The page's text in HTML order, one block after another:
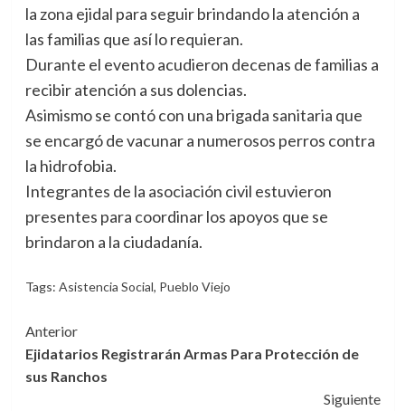
la zona ejidal para seguir brindando la atención a
las familias que así lo requieran.
Durante el evento acudieron decenas de familias a
recibir atención a sus dolencias.
Asimismo se contó con una brigada sanitaria que
se encargó de vacunar a numerosos perros contra
la hidrofobia.
Integrantes de la asociación civil estuvieron
presentes para coordinar los apoyos que se
brindaron a la ciudadanía.
Tags: Asistencia Social, Pueblo Viejo
Navegación
de
entradas
Anterior
Ejidatarios Registrarán Armas Para Protección de
sus Ranchos
Siguiente